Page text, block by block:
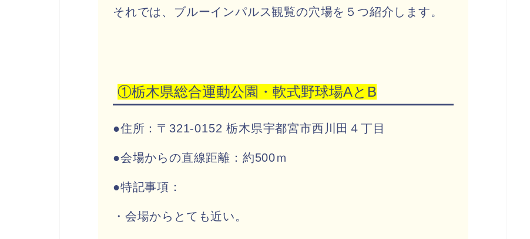
それでは、ブルーインパルス観覧の穴場を５つ紹介します。
①栃木県総合運動公園・軟式野球場AとB
●住所：〒321-0152 栃木県宇都宮市西川田４丁目
●会場からの直線距離：約500ｍ
●特記事項：
・会場からとても近い。